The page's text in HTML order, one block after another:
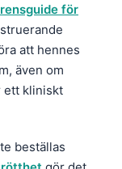
för
att hennes
även om
ett kliniskt
beställas